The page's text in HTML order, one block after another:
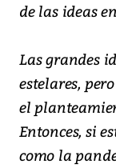
de las ideas
Las grandes
estelares,
el
Entonces, si
como la